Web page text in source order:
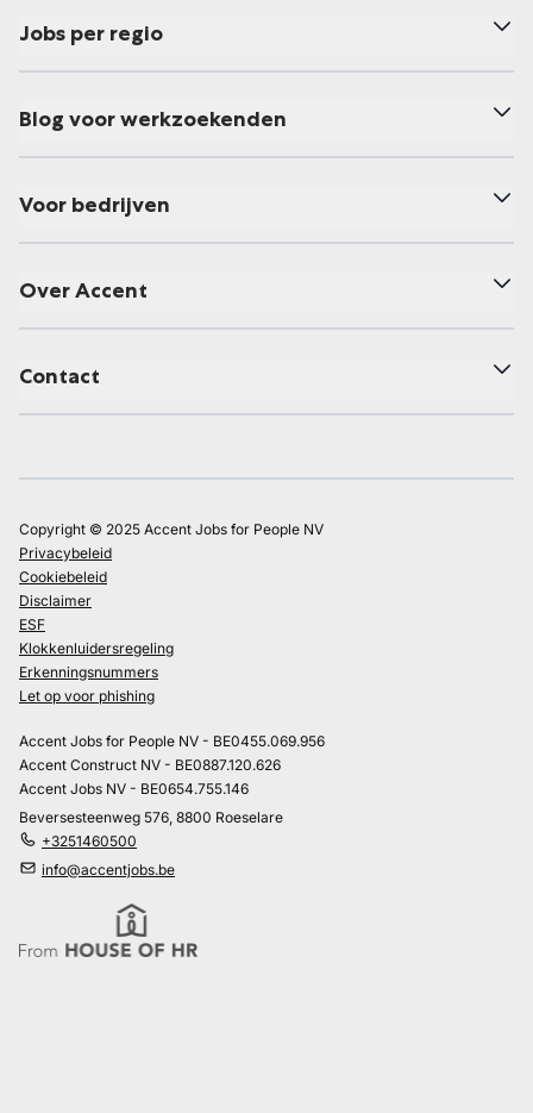
Jobs per regio
Blog voor werkzoekenden
Voor bedrijven
Over Accent
Contact
Copyright © 2025 Accent Jobs for People NV
Privacybeleid
Cookiebeleid
Disclaimer
ESF
Klokkenluidersregeling
Erkenningsnummers
Let op voor phishing
Accent Jobs for People NV - BE0455.069.956
Accent Construct NV - BE0887.120.626
Accent Jobs NV - BE0654.755.146
Beversesteenweg 576, 8800 Roeselare
+3251460500
info@accentjobs.be